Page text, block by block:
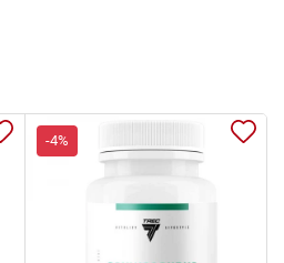
-4%